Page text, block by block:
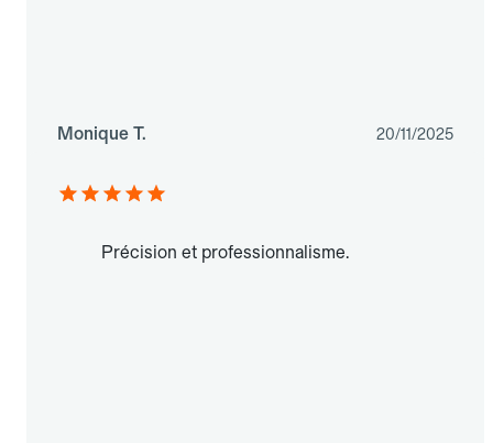
Monique T. 20/11/2025
Précision et professionnalisme.